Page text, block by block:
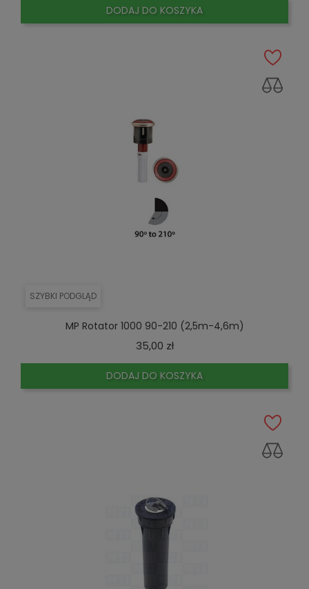
DODAJ DO KOSZYKA
SZYBKI PODGLĄD
MP Rotator 1000 90-210 (2,5m-4,6m)
35,00 złCena
DODAJ DO KOSZYKA